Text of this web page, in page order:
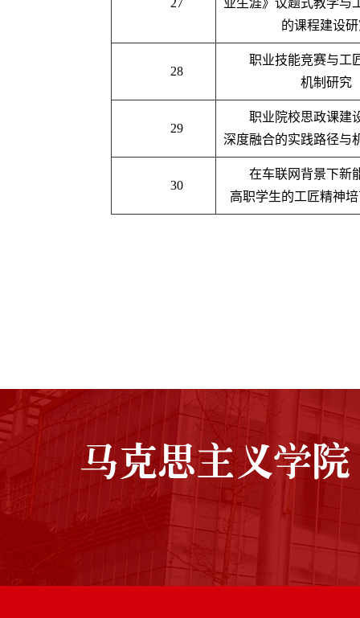
的课程建设
28
职业技能竞赛与工
机制研究
29
职业院校思政课建
深度融合的实践路径与
30
在车联网背景下新
高职学生的工匠精神